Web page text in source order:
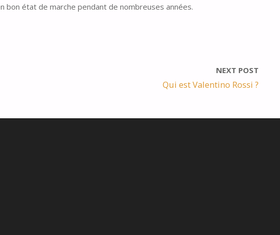
état de marche pendant de nombreuses années.
NEXT POST
Qui est Valentino Rossi ?